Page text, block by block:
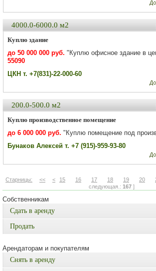
4000.0-6000.0 м2
Куплю здание
до 50 000 000 руб. "Куплю офисное здание в
55090
ЦКН т. +7(831)-22-000-60
200.0-500.0 м2
Куплю производственное помещение
до 6 000 000 руб. "Куплю помещение под
Бунаков Алексей т. +7 (915)-959-93-80
Старницы: << < 15 16 17 18 19 20
следующая.: 167 ]
Собственникам
Сдать в аренду
Продать
Арендаторам и покупателям
Снять в аренду